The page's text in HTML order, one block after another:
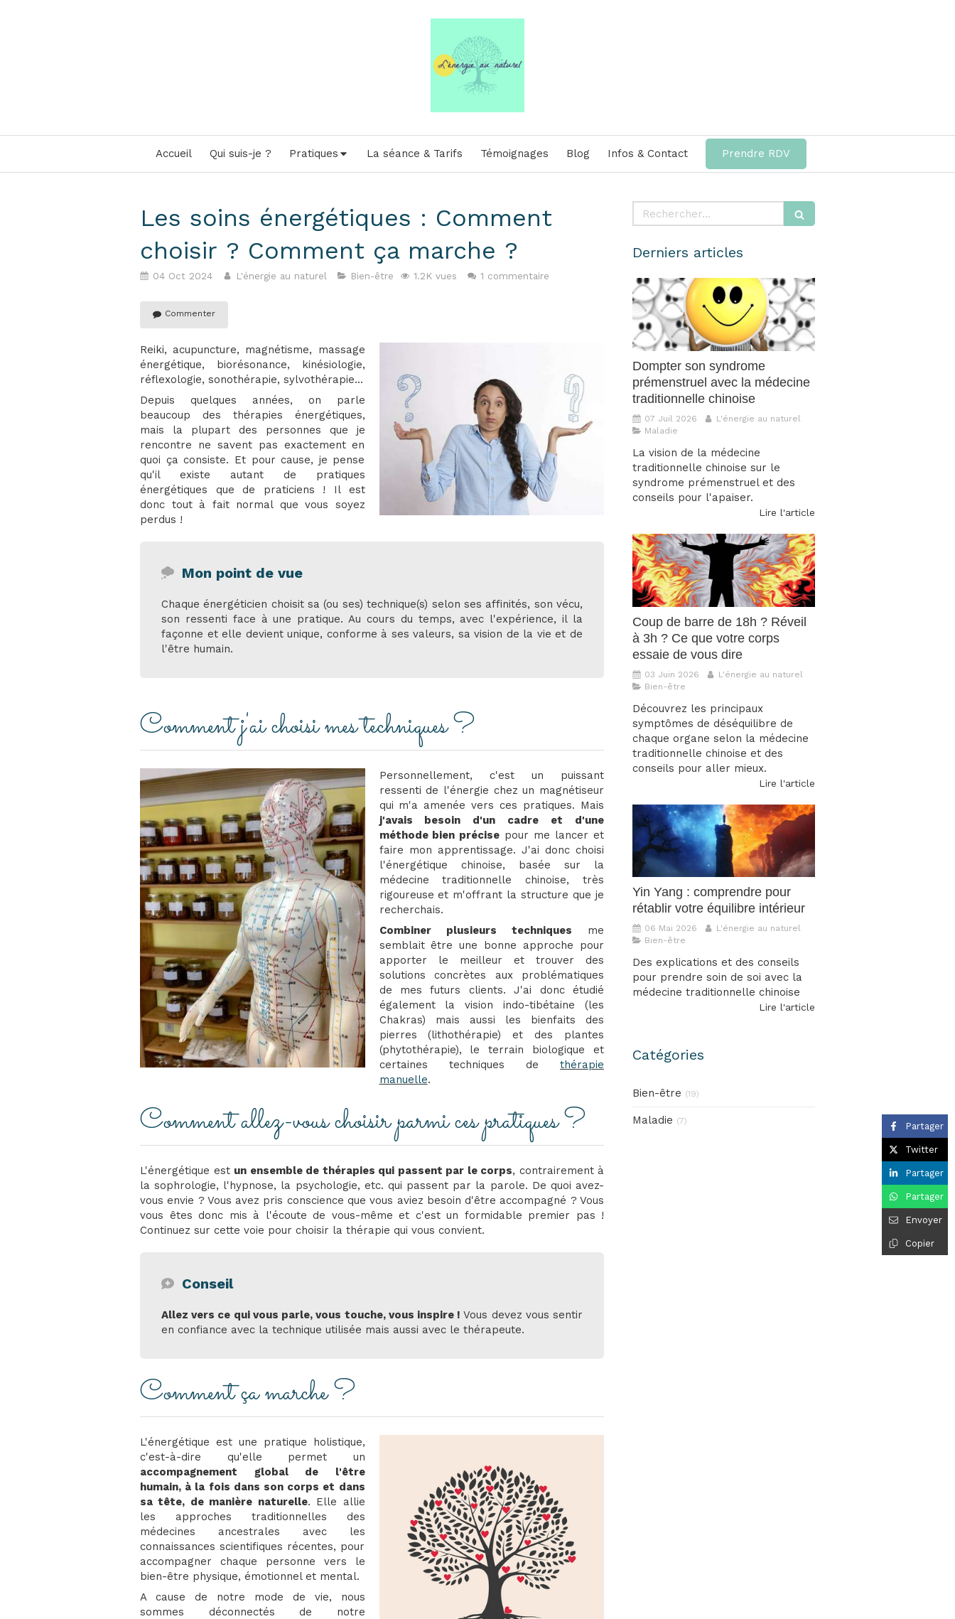
Accueil Qui suis-je ? Pratiques La séance & Tarifs Témoignages Blog Infos & Contact Prendre RDV
Les soins énergétiques : Comment
choisir ? Comment ça marche ?
04 Oct 2024 L'énergie au naturel Bien-être 1.2K vues 1 commentaire
Commenter
Reiki, acupuncture, magnétisme, massage
énergétique, biorésonance, kinésiologie,
réflexologie, sonothérapie, sylvothérapie...
Depuis quelques années, on parle
beaucoup des thérapies énergétiques,
mais la plupart des personnes que je
rencontre ne savent pas exactement en
quoi ça consiste. Et pour cause, je pense
qu'il existe autant de pratiques
énergétiques que de praticiens ! Il est
donc tout à fait normal que vous soyez
perdus !
Mon point de vue
Chaque énergéticien choisit sa (ou ses) technique(s) selon ses affinités, son vécu,
son ressenti face à une pratique. Au cours du temps, avec l'expérience, il la
façonne et elle devient unique, conforme à ses valeurs, sa vision de la vie et de
l'être humain.
Comment j'ai choisi mes techniques ?
Personnellement, c'est un puissant
ressenti de l'énergie chez un magnétiseur
qui m'a amenée vers ces pratiques. Mais
j'avais besoin d'un cadre et d'une
méthode bien précise pour me lancer et
faire mon apprentissage. J'ai donc choisi
l'énergétique chinoise, basée sur la
médecine traditionnelle chinoise, très
rigoureuse et m'offrant la structure que je
recherchais.
Combiner plusieurs techniques me
semblait être une bonne approche pour
apporter le meilleur et trouver des
solutions concrètes aux problématiques
de mes futurs clients. J'ai donc étudié
également la vision indo-tibétaine (les
Chakras) mais aussi les bienfaits des
pierres (lithothérapie) et des plantes
(phytothérapie), le terrain biologique et
certaines techniques de thérapie
manuelle.
Comment allez-vous choisir parmi ces pratiques ?
L'énergétique est un ensemble de thérapies qui passent par le corps, contrairement à
la sophrologie, l'hypnose, la psychologie, etc. qui passent par la parole. De quoi avez-
vous envie ? Vous avez pris conscience que vous aviez besoin d'être accompagné ? Vous
vous êtes donc mis à l'écoute de vous-même et c'est un formidable premier pas !
Continuez sur cette voie pour choisir la thérapie qui vous convient.
Conseil
Allez vers ce qui vous parle, vous touche, vous inspire ! Vous devez vous sentir
en confiance avec la technique utilisée mais aussi avec le thérapeute.
Comment ça marche ?
L'énergétique est une pratique holistique,
c'est-à-dire qu'elle permet un
accompagnement global de l'être
humain, à la fois dans son corps et dans
sa tête, de manière naturelle. Elle allie
les approches traditionnelles des
médecines ancestrales avec les
connaissances scientifiques récentes, pour
accompagner chaque personne vers le
bien-être physique, émotionnel et mental.
A cause de notre mode de vie, nous
sommes déconnectés de notre
Partager
Twitter
Partager
Partager
Envoyer
Copier
Rechercher
Derniers articles
Dompter son syndrome
prémenstruel avec la médecine
traditionnelle chinoise
07 Juil 2026
L'énergie au naturel
Maladie
La vision de la médecine
traditionnelle chinoise sur le
syndrome prémenstruel et des
conseils pour l'apaiser.
Lire l'article
Coup de barre de 18h ? Réveil
à 3h ? Ce que votre corps
essaie de vous dire
03 Juin 2026
L'énergie au naturel
Bien-être
Découvrez les principaux
symptômes de déséquilibre de
chaque organe selon la médecine
traditionnelle chinoise et des
conseils pour aller mieux.
Lire l'article
Yin Yang : comprendre pour
rétablir votre équilibre intérieur
06 Mai 2026
L'énergie au naturel
Bien-être
Des explications et des conseils
pour prendre soin de soi avec la
médecine traditionnelle chinoise
Lire l'article
Catégories
Bien-être (19)
Maladie (7)